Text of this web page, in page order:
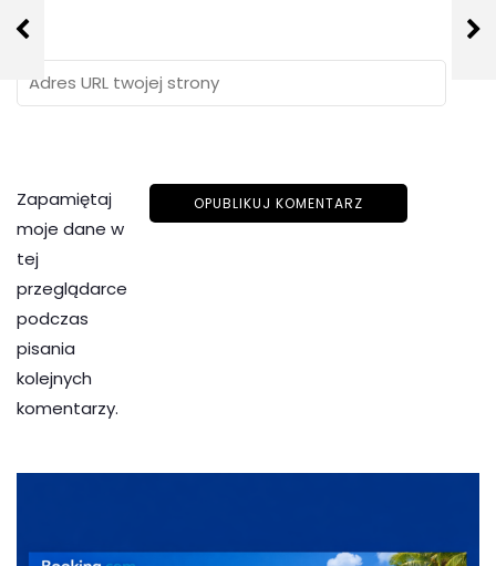
Zapamiętaj
moje dane w
tej
przeglądarce
podczas
pisania
kolejnych
komentarzy.